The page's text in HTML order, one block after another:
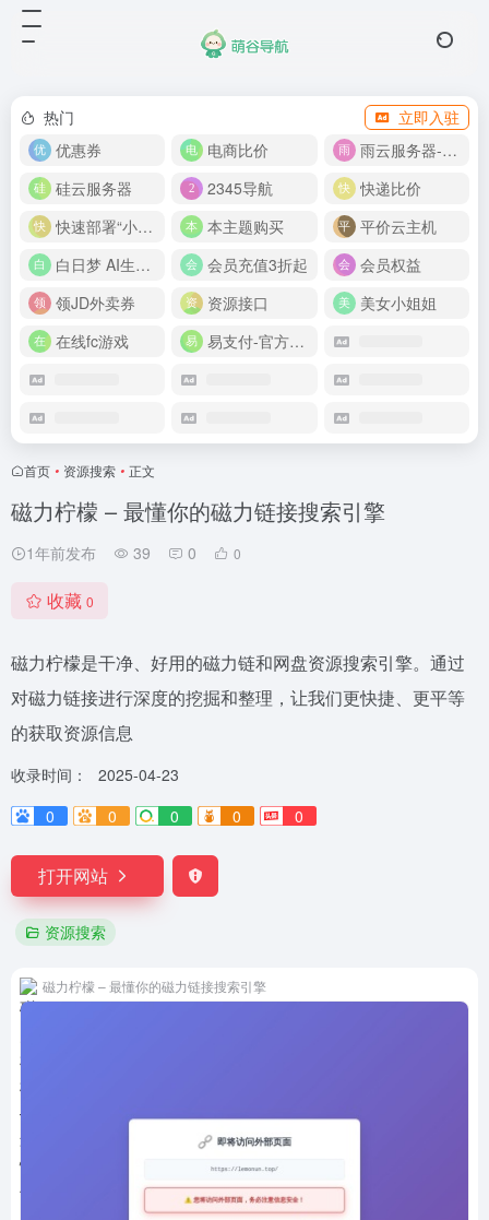
热门
立即入驻
优惠券
电商比价
雨云服务器-新人首月 5 折
硅云服务器
2345导航
快递比价
快速部署“小龙虾”
本主题购买
平价云主机
白日梦 AI生成50分钟视频
会员充值3折起
会员权益
领JD外卖券
资源接口
美女小姐姐
在线fc游戏
易支付-官方网站
首页 • 资源搜索 • 正文
磁力柠檬 – 最懂你的磁力链接搜索引擎
1年前发布 39 0 0
收藏 0
磁力柠檬是干净、好用的磁力链和网盘资源搜索引擎。通过
对磁力链接进行深度的挖掘和整理，让我们更快捷、更平等
的获取资源信息
收录时间：
2025-04-23
0
0 0 0 0
打开网站
资源搜索
磁力柠檬 – 最懂你的磁力链接搜索引擎